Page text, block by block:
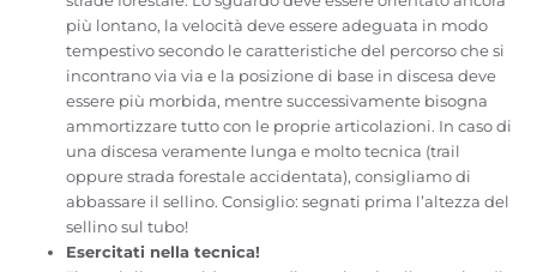
più lontano, la velocità deve essere adeguata in modo
tempestivo secondo le caratteristiche del percorso che si
incontrano via via e la posizione di base in discesa deve
essere più morbida, mentre successivamente bisogna
ammortizzare tutto con le proprie articolazioni. In caso di
una discesa veramente lunga e molto tecnica (trail
oppure strada forestale accidentata), consigliamo di
abbassare il sellino. Consiglio: segnati prima l’altezza del
sellino sul tubo!
Esercitati nella tecnica!